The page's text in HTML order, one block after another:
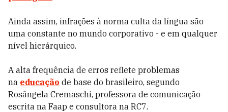
Ainda assim, infrações à norma culta da língua são
uma constante no mundo corporativo - e em qualquer
nível hierárquico.
A alta frequência de erros reflete problemas
na educação de base do brasileiro, segundo
Rosângela Cremaschi, professora de comunicação
escrita na Faap e consultora na RC7.